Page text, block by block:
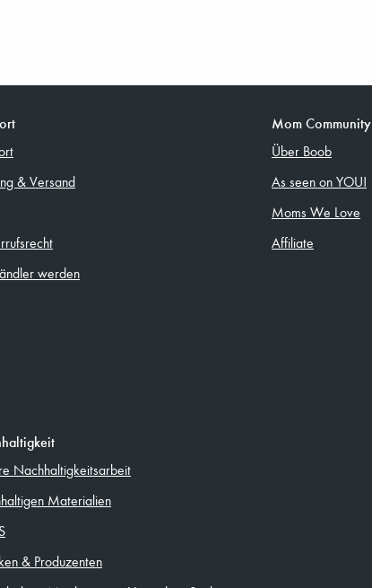
& Versand
werden
Mom Community
Über Boob
As seen on YOU!
Moms We Love
Affiliate
Nachhaltigkeitsarbeit
Materialien
& Produzenten